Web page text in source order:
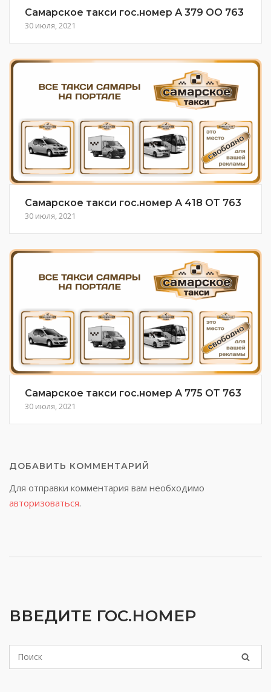
Самарское такси гос.номер А 379 ОО 763
30 июля, 2021
Самарское такси гос.номер А 418 ОТ 763
30 июля, 2021
Самарское такси гос.номер А 775 ОТ 763
30 июля, 2021
ДОБАВИТЬ КОММЕНТАРИЙ
Для отправки комментария вам необходимо
авторизоваться.
ВВЕДИТЕ ГОС.НОМЕР